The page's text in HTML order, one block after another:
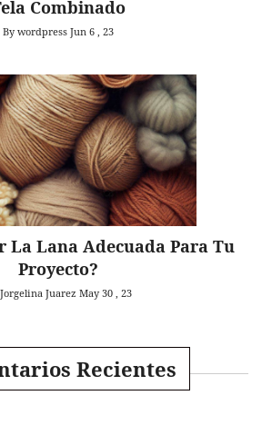
Combinado
By wordpress Jun 6 , 23
La Lana Adecuada Para Tu
Proyecto?
Juarez May 30 , 23
Recientes